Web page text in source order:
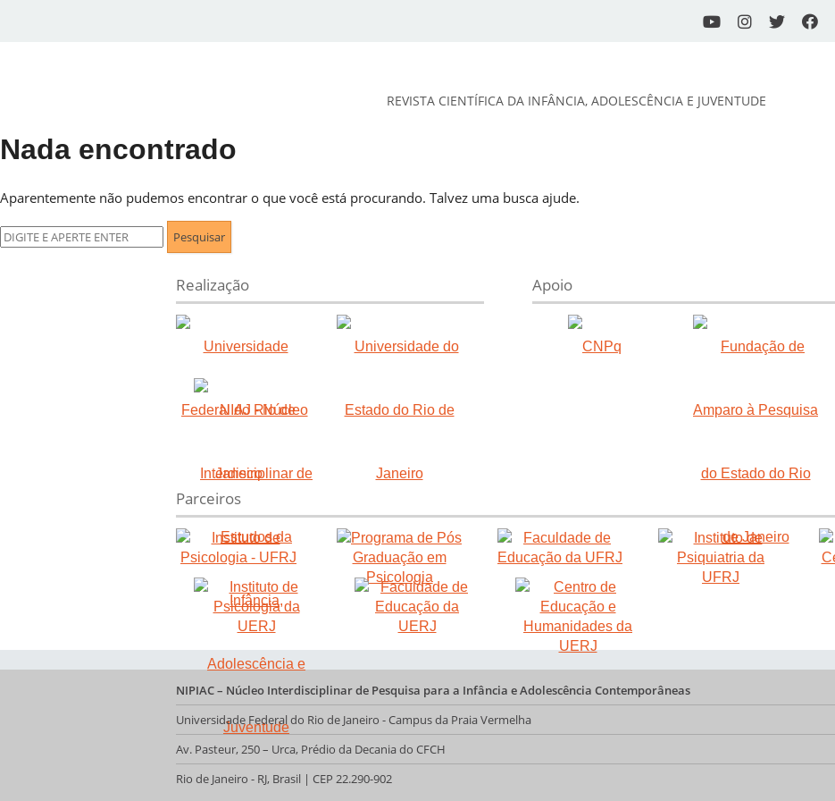
DESidades
REVISTA CIENTÍFICA DA INFÂNCIA, ADOLESCÊNCIA E JUVENTUDE
Nada encontrado
Aparentemente não pudemos encontrar o que você está procurando. Talvez uma busca ajude.
Pesquisar
por:
Realização Apoio
Parceiros
NIPIAC – Núcleo Interdisciplinar de Pesquisa para a Infância e Adolescência Contemporâneas
Universidade Federal do Rio de Janeiro - Campus da Praia Vermelha
Av. Pasteur, 250 – Urca, Prédio da Decania do CFCH
Rio de Janeiro - RJ, Brasil | CEP 22.290-902